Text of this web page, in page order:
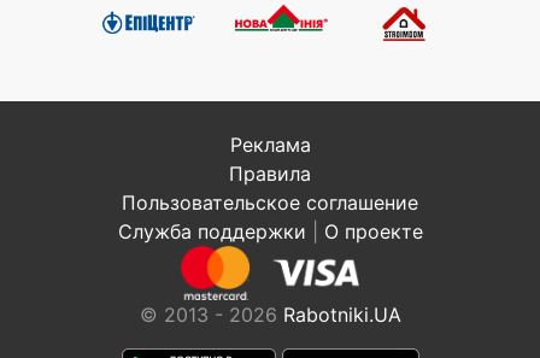
Реклама
Правила
Пользовательское соглашение
Служба поддержки
О проекте
© 2013 - 2026 Rabotniki.UA